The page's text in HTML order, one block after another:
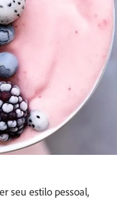
seu estilo pessoal,